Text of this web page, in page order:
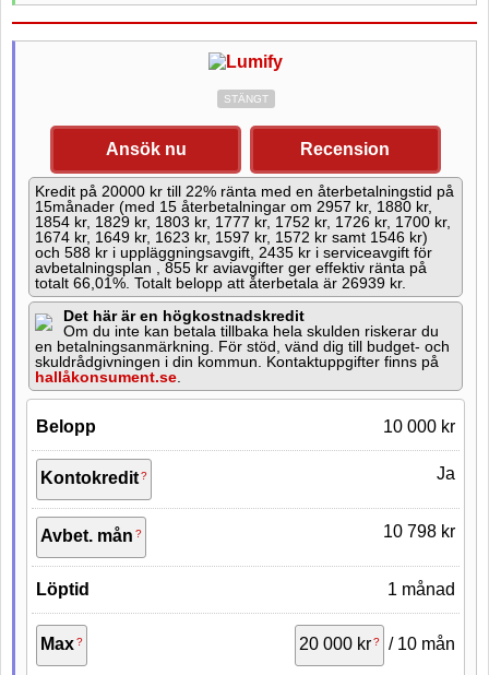
Kostnad för 10 000 kr 4 208 kr / 1 år
Förmedlare
Räntefritt
Förlänga lån
E-leg
STÄNGT
Ansök nu Recension
Kredit på 20000 kr till 22% ränta med en återbetalningstid på
15månader (med 15 återbetalningar om 2957 kr, 1880 kr,
1854 kr, 1829 kr, 1803 kr, 1777 kr, 1752 kr, 1726 kr, 1700 kr,
1674 kr, 1649 kr, 1623 kr, 1597 kr, 1572 kr samt 1546 kr)
och 588 kr i uppläggningsavgift, 2435 kr i serviceavgift för
avbetalningsplan , 855 kr aviavgifter ger effektiv ränta på
totalt 66,01%. Totalt belopp att återbetala är 26939 kr.
Det här är en högkostnadskredit
Om du inte kan betala tillbaka hela skulden riskerar du
en betalningsanmärkning. För stöd, vänd dig till budget- och
skuldrådgivningen i din kommun. Kontaktuppgifter finns på
hallåkonsument.se
Belopp 10 000 kr
Kontokredit Ja
Avbet. mån 10 798 kr
Löptid 1 månad
Max 20 000 kr / 10 mån